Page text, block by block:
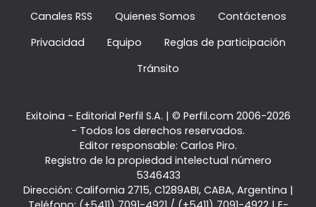
Canales RSS Quienes Somos
Contáctenos
Privacidad
Equipo
Reglas de participación
Tránsito
Exitoina - Editorial Perfil S.A. | © Perfil.com 2006-2026
- Todos los derechos reservados.
Editor responsable: Carlos Piro.
Registro de la propiedad intelectual número
5346433
Dirección: California 2715, C1289ABI, CABA, Argentina |